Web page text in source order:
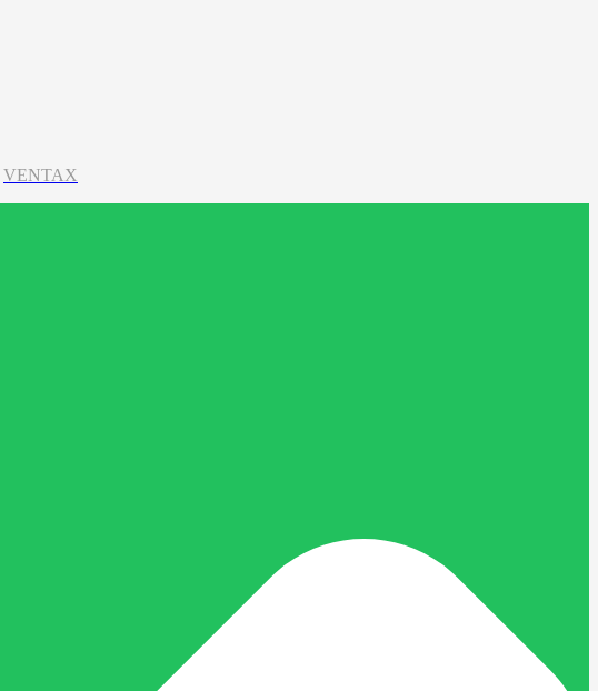
VENTAX